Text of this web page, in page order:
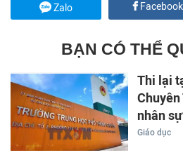
Zalo Facebook
BẠN CÓ THỂ
Thi lại
Chuyên
nhân
Giáo dục